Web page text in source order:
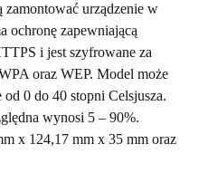
zamontować urządzenie w
ochronę zapewniającą
i jest szyfrowane za
oraz WEP. Model może
0 do 40 stopni Celsjusza.
wynosi 5 – 90%.
x 124,17 mm x 35 mm oraz